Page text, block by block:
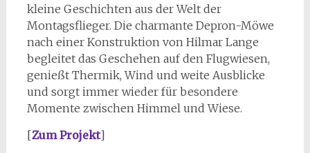
kleine Geschichten aus der Welt der
Montagsflieger. Die charmante Depron-Möwe
nach einer Konstruktion von Hilmar Lange
begleitet das Geschehen auf den Flugwiesen,
genießt Thermik, Wind und weite Ausblicke
und sorgt immer wieder für besondere
Momente zwischen Himmel und Wiese.
[Zum Projekt]